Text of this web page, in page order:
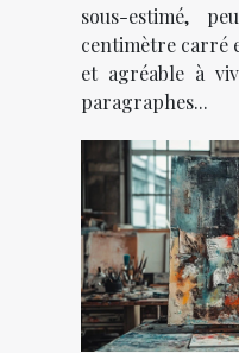
sous-estimé,
centimètre carré
et agréable à
paragraphes...